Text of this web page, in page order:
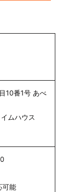
10番1号 あべ
ムハウス
可能